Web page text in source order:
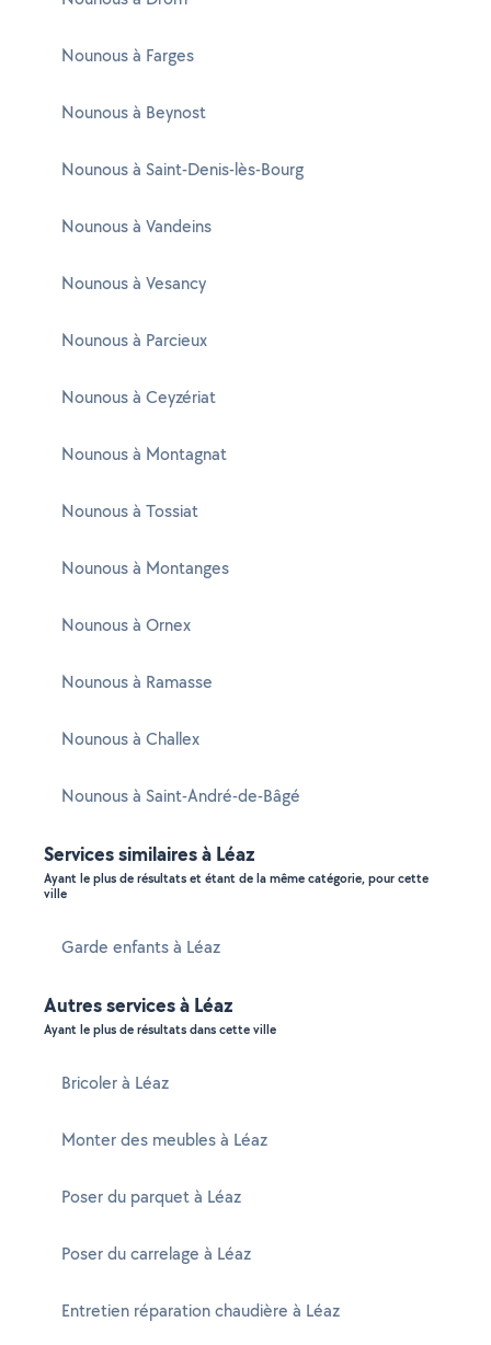
Nounous à Farges
Nounous à Beynost
Nounous à Saint-Denis-lès-Bourg
Nounous à Vandeins
Nounous à Vesancy
Nounous à Parcieux
Nounous à Ceyzériat
Nounous à Montagnat
Nounous à Tossiat
Nounous à Montanges
Nounous à Ornex
Nounous à Ramasse
Nounous à Challex
Nounous à Saint-André-de-Bâgé
Services similaires à Léaz
Ayant le plus de résultats et étant de la même catégorie, pour cette
ville
Garde enfants à Léaz
Autres services à Léaz
Ayant le plus de résultats dans cette ville
Bricoler à Léaz
Monter des meubles à Léaz
Poser du parquet à Léaz
Poser du carrelage à Léaz
Entretien réparation chaudière à Léaz